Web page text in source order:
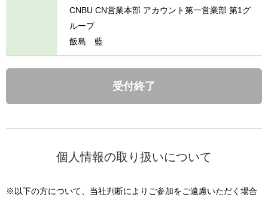
CNBU CN営業本部 アカウント第一営業部 第1グ
ループ
飯島 藍
受付終了
個人情報の取り扱いについて
※以下の方について、当社判断によりご参加をご遠慮いただく場合